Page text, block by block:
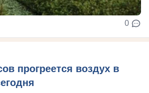
0
прогреется воздух в